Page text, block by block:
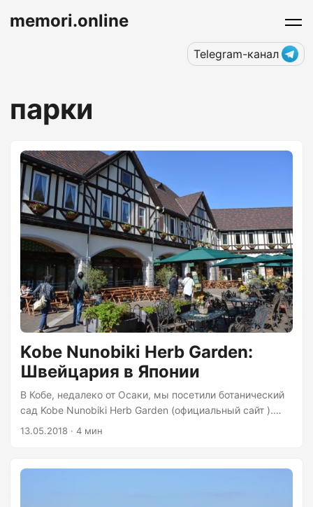
memori.online
Telegram-канал
парки
Kobe Nunobiki Herb Garden:
Швейцария в Японии
В Кобе, недалеко от Осаки, мы посетили ботанический
сад Kobe Nunobiki Herb Garden (официальный сайт ).
Очень красивое место: сад расположен на склоне горы
минутах ходьбы от ж/д станции Shin-Kobe. От самой
13.05.2018 · 4 мин